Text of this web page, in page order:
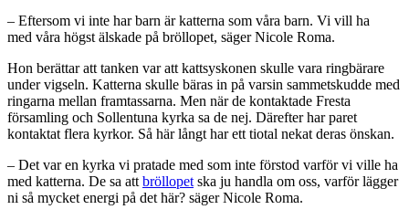
– Eftersom vi inte har barn är katterna som våra barn. Vi vill ha
med våra högst älskade på bröllopet, säger Nicole Roma.
Hon berättar att tanken var att kattsyskonen skulle vara ringbärare
under vigseln. Katterna skulle bäras in på varsin sammetskudde med
ringarna mellan framtassarna. Men när de kontaktade Fresta
församling och Sollentuna kyrka sa de nej. Därefter har paret
kontaktat flera kyrkor. Så här långt har ett tiotal nekat deras önskan.
– Det var en kyrka vi pratade med som inte förstod varför vi ville ha
med katterna. De sa att bröllopet ska ju handla om oss, varför lägger
ni så mycket energi på det här? säger Nicole Roma.